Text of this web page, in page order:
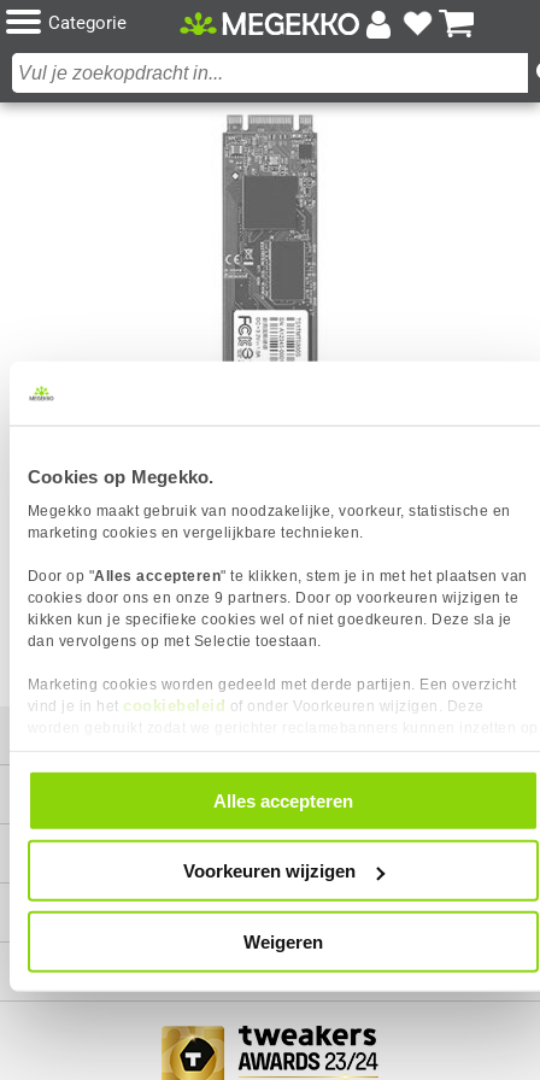
Cookies op Megekko.
Megekko maakt gebruik van noodzakelijke, voorkeur, statistische en
marketing cookies en vergelijkbare technieken.
Door op "Alles accepteren" te klikken, stem je in met het plaatsen van
cookies door ons en onze 9 partners. Door op voorkeuren wijzigen te
kikken kun je specifieke cookies wel of niet goedkeuren. Deze sla je
dan vervolgens op met Selectie toestaan.
Marketing cookies worden gedeeld met derde partijen. Een overzicht
vind je in het cookiebeleid of onder Voorkeuren wijzigen. Deze
alle cookies. Je kunt je gegeven toestemming altijd intrekken, dit doe je
door in de footer van onze website te klikken op ‘Cookievoorkeuren’
Alles accepteren
Voorkeuren wijzigen
Weigeren
Categorie
TRANSCEND MTS800 32GB M.2 SSD
Het product dat je zocht is helaas niet meer beschikbaar.
mogelijk leverbaar te houden.Helaas is dit product op dit
moment bij geen van onze leveranciers leverbaar.
We helpen je graag met een ander product uit de categorie
Megekko
Categorieën